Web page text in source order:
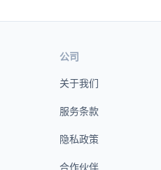
公司
关于我们
服务条款
隐私政策
合作伙伴